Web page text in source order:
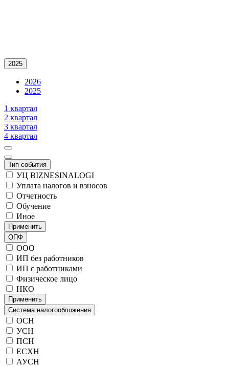
2025
2026
2025
1 квартал
2 квартал
3 квартал
4 квартал
Тип события
УЦ BIZNESINALOGI
Уплата налогов и взносов
Отчетность
Обучение
Иное
Применить
ОПФ
ООО
ИП без работников
ИП с работниками
Физическое лицо
НКО
Применить
Система налогообложения
ОСН
УСН
ПСН
ЕСХН
АУСН